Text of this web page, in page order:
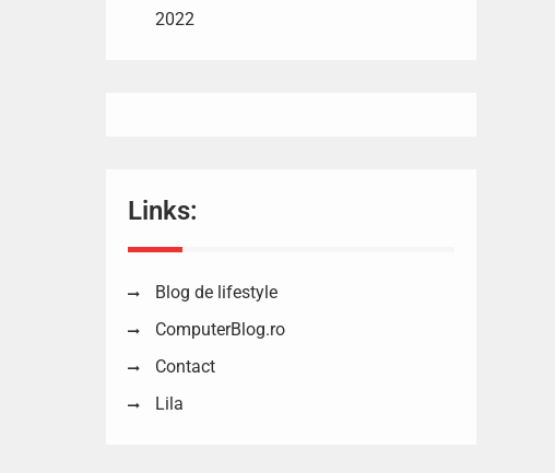
2022
Links:
Blog de lifestyle
ComputerBlog.ro
Contact
Lila